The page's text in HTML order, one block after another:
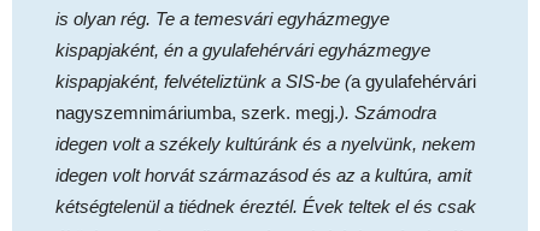
is olyan rég. Te a temesvári egyházmegye
kispapjaként, én a gyulafehérvári egyházmegye
kispapjaként, felvételiztünk a SIS-be (a gyulafehérvári
nagyszemnimáriumba, szerk. megj.). Számodra
idegen volt a székely kultúránk és a nyelvünk, nekem
idegen volt horvát származásod és az a kultúra, amit
kétségtelenül a tiédnek éreztél. Évek teltek el és csak